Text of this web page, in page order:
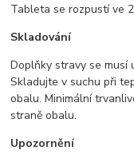
Tableta se rozpustí ve
Skladování
Doplňky stravy se musí
Skladujte v suchu při
obalu. Minimální
straně obalu.
Upozornění